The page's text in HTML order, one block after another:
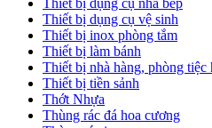
Thiết bị dụng cụ vệ sinh
Thiết bị inox phòng tắm
Thiết bị làm bánh
Thiết bị nhà hàng, phòng tiệc
Thiết bị tiền sảnh
Thớt Nhựa
Thùng rác đá hoa cương